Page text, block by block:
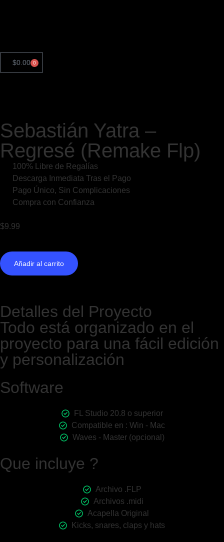
$0.00 0
Sebastián Yatra –
Regresé (Remake Flp)
100% Libre de Regalías
Descarga Inmediata Tras el Pago
Pago Único, Sin Complicaciones
Compra con Confianza
$9.99
Añadir al carrito
Detalles del Proyecto
Todo está organizado en el
proyecto para una fácil edición
y personalización
Software
FL Studio 20.8 o superior
Compatible en : Win - Mac
Waves - Master (opcional)
Que incluye ?
Archivo .FLP
Archivos .midi
Acapella Original
Kicks, snares, claps y hats